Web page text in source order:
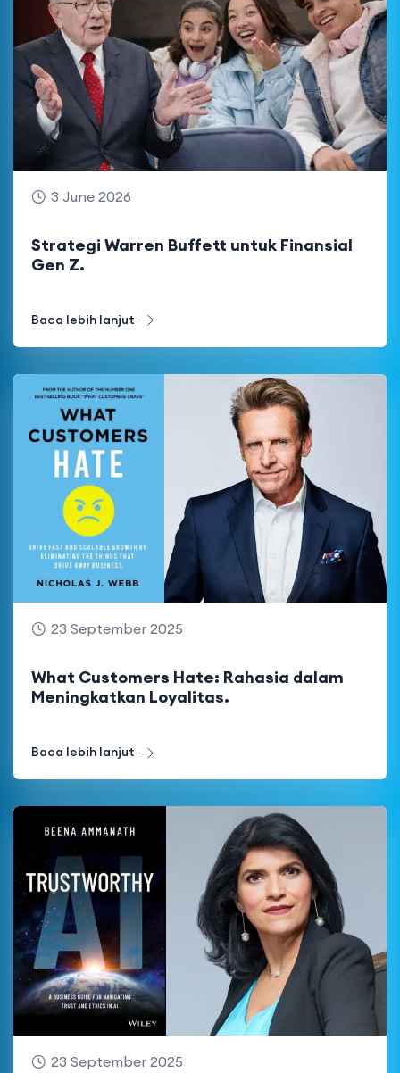
3 June 2026
Strategi Warren Buffett untuk Finansial
Gen Z.
Baca lebih lanjut
23 September 2025
What Customers Hate: Rahasia dalam
Meningkatkan Loyalitas.
Baca lebih lanjut
23 September 2025